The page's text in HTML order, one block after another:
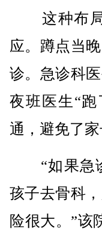
这种布局
应。蹲点当
诊。急诊科
夜班医生“
通，避免了
“如果急诊
孩子去骨科
险很大。”该